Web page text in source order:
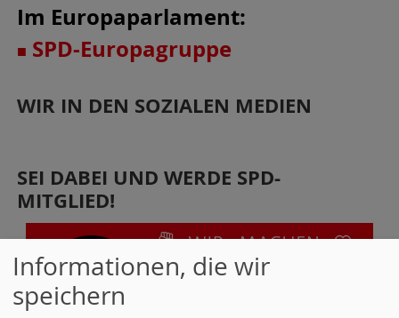
Im Europaparlament:
■ SPD-Europagruppe
WIR IN DEN SOZIALEN MEDIEN
SEI DABEI UND WERDE SPD-
MITGLIED!
Informationen, die wir
speichern